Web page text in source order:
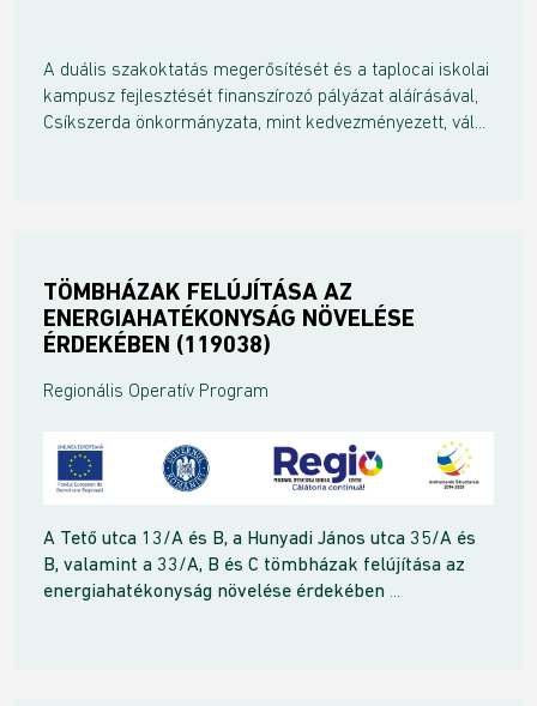
A duális szakoktatás megerősítését és a taplocai iskolai
kampusz fejlesztését finanszírozó pályázat aláírásával,
Csíkszerda önkormányzata, mint kedvezményezett, vál...
TÖMBHÁZAK FELÚJÍTÁSA AZ
ENERGIAHATÉKONYSÁG NÖVELÉSE
ÉRDEKÉBEN (119038)
Regionális Operatív Program
A Tető utca 13/A és B, a Hunyadi János utca 35/A és
B, valamint a 33/A, B és C tömbházak felújítása az
energiahatékonyság növelése érdekében